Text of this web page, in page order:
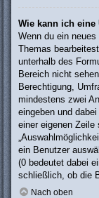
Wie kann ich eine
Wenn du ein
Themas
unterhalb des
Bereich nicht
Berechtigung,
mindestens zwei
eingeben und
einer eigenen
ein Benutzer
(0 bedeutet dabei
schließlich, ob die
Nach oben